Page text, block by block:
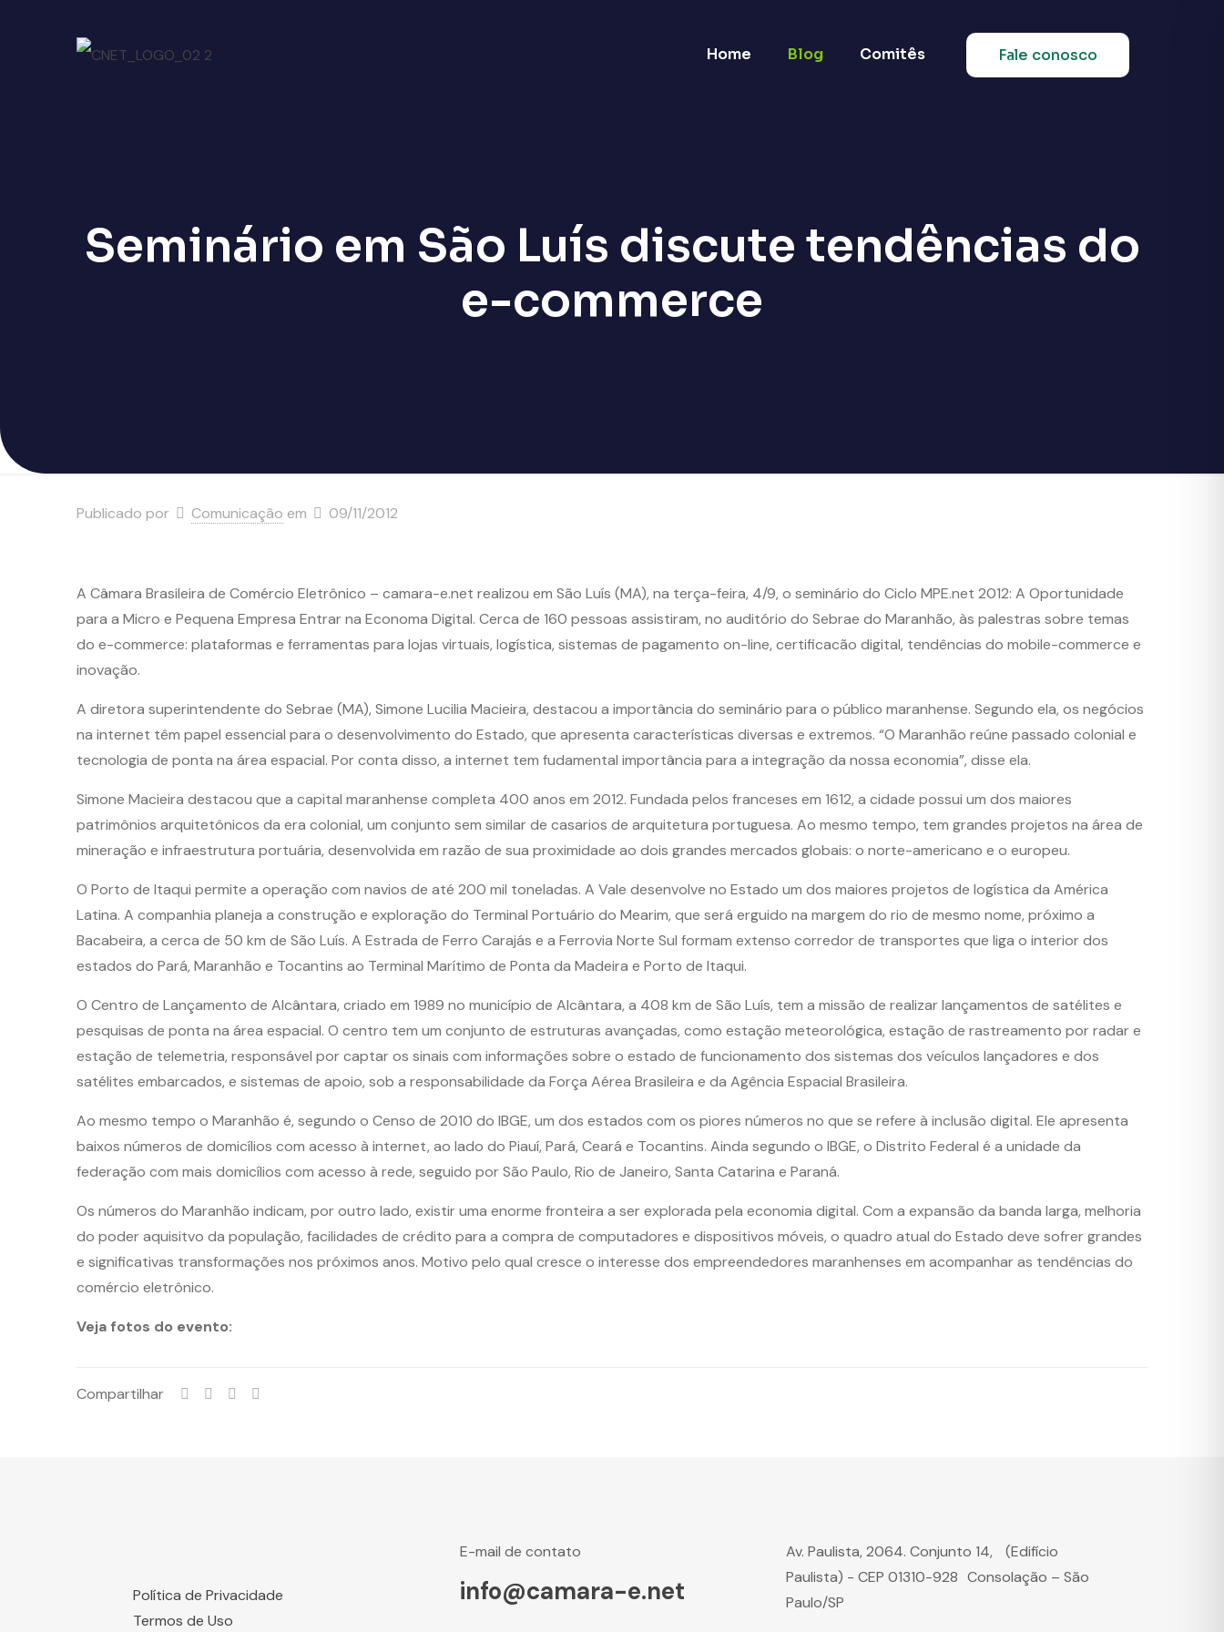
Home Blog Comitês Fale conosco
Seminário em São Luís discute tendências do
e-commerce
Publicado por Comunicação em 09/11/2012
A Câmara Brasileira de Comércio Eletrônico – camara-e.net realizou em São Luís (MA), na terça-feira, 4/9, o seminário do Ciclo MPE.net 2012: A Oportunidade
para a Micro e Pequena Empresa Entrar na Economa Digital. Cerca de 160 pessoas assistiram, no auditório do Sebrae do Maranhão, às palestras sobre temas
do e-commerce: plataformas e ferramentas para lojas virtuais, logística, sistemas de pagamento on-line, certificacão digital, tendências do mobile-commerce e
inovação.
A diretora superintendente do Sebrae (MA), Simone Lucilia Macieira, destacou a importância do seminário para o público maranhense. Segundo ela, os negócios
na internet têm papel essencial para o desenvolvimento do Estado, que apresenta características diversas e extremos. “O Maranhão reúne passado colonial e
tecnologia de ponta na área espacial. Por conta disso, a internet tem fudamental importância para a integração da nossa economia”, disse ela.
Simone Macieira destacou que a capital maranhense completa 400 anos em 2012. Fundada pelos franceses em 1612, a cidade possui um dos maiores
patrimônios arquitetônicos da era colonial, um conjunto sem similar de casarios de arquitetura portuguesa. Ao mesmo tempo, tem grandes projetos na área de
mineração e infraestrutura portuária, desenvolvida em razão de sua proximidade ao dois grandes mercados globais: o norte-americano e o europeu.
O Porto de Itaqui permite a operação com navios de até 200 mil toneladas. A Vale desenvolve no Estado um dos maiores projetos de logística da América
Latina. A companhia planeja a construção e exploração do Terminal Portuário do Mearim, que será erguido na margem do rio de mesmo nome, próximo a
Bacabeira, a cerca de 50 km de São Luís. A Estrada de Ferro Carajás e a Ferrovia Norte Sul formam extenso corredor de transportes que liga o interior dos
estados do Pará, Maranhão e Tocantins ao Terminal Marítimo de Ponta da Madeira e Porto de Itaqui.
O Centro de Lançamento de Alcântara, criado em 1989 no município de Alcântara, a 408 km de São Luís, tem a missão de realizar lançamentos de satélites e
pesquisas de ponta na área espacial. O centro tem um conjunto de estruturas avançadas, como estação meteorológica, estação de rastreamento por radar e
estação de telemetria, responsável por captar os sinais com informações sobre o estado de funcionamento dos sistemas dos veículos lançadores e dos
satélites embarcados, e sistemas de apoio, sob a responsabilidade da Força Aérea Brasileira e da Agência Espacial Brasileira.
Ao mesmo tempo o Maranhão é, segundo o Censo de 2010 do IBGE, um dos estados com os piores números no que se refere à inclusão digital. Ele apresenta
baixos números de domicílios com acesso à internet, ao lado do Piauí, Pará, Ceará e Tocantins. Ainda segundo o IBGE, o Distrito Federal é a unidade da
federação com mais domicílios com acesso à rede, seguido por São Paulo, Rio de Janeiro, Santa Catarina e Paraná.
Os números do Maranhão indicam, por outro lado, existir uma enorme fronteira a ser explorada pela economia digital. Com a expansão da banda larga, melhoria
do poder aquisitvo da população, facilidades de crédito para a compra de computadores e dispositivos móveis, o quadro atual do Estado deve sofrer grandes
e significativas transformações nos próximos anos. Motivo pelo qual cresce o interesse dos empreendedores maranhenses em acompanhar as tendências do
comércio eletrônico.
Veja fotos do evento:
Compartilhar
Política de Privacidade
Termos de Uso
E-mail de contato
info@camara-e.net
Av. Paulista, 2064. Conjunto 14, (Edifício
Paulista) - CEP 01310-928 Consolação – São
Paulo/SP